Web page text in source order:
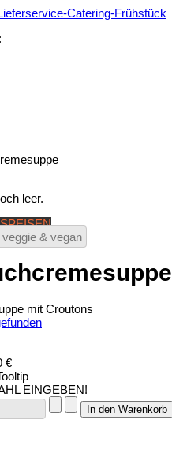
leer.
SPEISENGETRÄNKE
& vegan
mit Croutons
€
EINGEBEN!